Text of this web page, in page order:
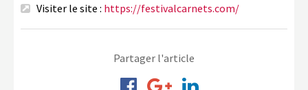
Visiter le site : https://festivalcarnets.com/
Partager l'article